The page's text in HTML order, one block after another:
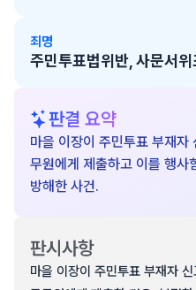
죄명
주민투표법위반, 사문서
판결 요약
마을 이장이 주민투표 부재자
무원에게 제출하고 이를 행사
방해한 사건.
판시사항
마을 이장이 주민투표 부재자